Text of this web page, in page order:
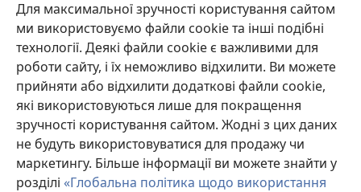
Для максимальної зручності користування сайтом
ми використовуємо файли cookie та інші подібні
технології. Деякі файли cookie є важливими для
роботи сайту, і їх неможливо відхилити. Ви можете
прийняти або відхилити додаткові файли cookie,
які використовуються лише для покращення
зручності користування сайтом. Жодні з цих даних
не будуть використовуватися для продажу чи
маркетингу. Більше інформації ви можете знайти у
розділі «Глобальна політика щодо використання
23 Нива бідного щедро родить,
але через несправедливість вона * може
бути знищена.
24 Хто стримує різку * , той ненавидить свого
сина, є
а хто його любить, той старанно виховує
ж
25 Праведний їсть скільки забажає * , з
а шлунок неправедних порожній. и